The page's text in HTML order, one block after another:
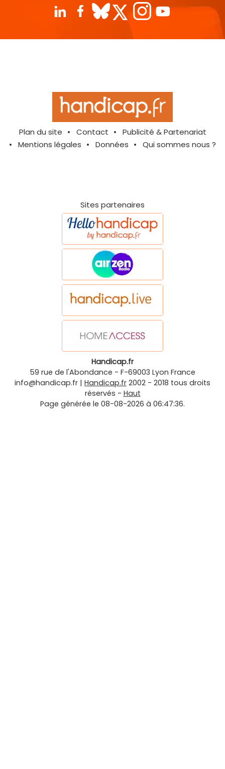
Plan du site Contact
Publicité & Partenariat
Mentions légales
Données Qui sommes nous ?
Sites partenaires
Handicap.fr
59 rue de l'Abondance - F-69003 Lyon France
info@handicap.fr | Handicap.fr 2002 - 2018 tous droits
réservés - Haut
Page générée le 08-08-2026 à 06:47:36.